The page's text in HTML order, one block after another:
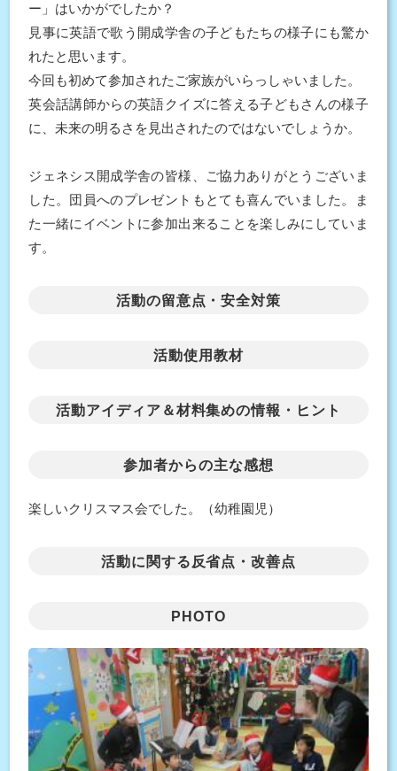
ー」はいかがでしたか？
見事に英語で歌う開成学舎の子どもたちの様子にも驚か
れたと思います。
今回も初めて参加されたご家族がいらっしゃいました。
英会話講師からの英語クイズに答える子どもさんの様子
に、未来の明るさを見出されたのではないでしょうか。
ジェネシス開成学舎の皆様、ご協力ありがとうございま
した。団員へのプレゼントもとても喜んでいました。ま
た一緒にイベントに参加出来ることを楽しみにしていま
す。
活動の留意点・安全対策
活動使用教材
活動アイディア＆材料集めの情報・ヒント
参加者からの主な感想
楽しいクリスマス会でした。（幼稚園児）
活動に関する反省点・改善点
PHOTO